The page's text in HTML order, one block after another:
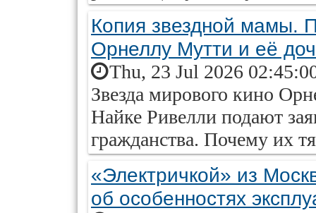
Копия звездной мамы.
Орнеллу Мутти и её
Thu, 23 Jul 2026
Звезда мирового кино
Найке Ривелли подают
гражданства. Почему их
«Электричкой» из
об особенностях